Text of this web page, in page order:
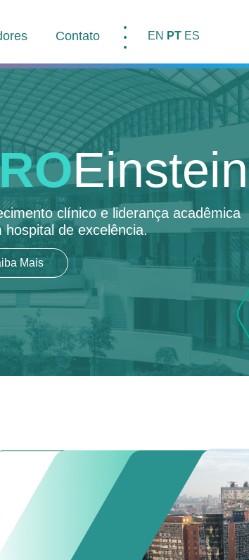
Contato EN PT ES
Einstein
clínico e liderança acadêmica
hospital de excelência.
Mais